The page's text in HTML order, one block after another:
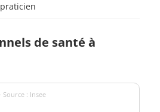
de santé à
: Insee